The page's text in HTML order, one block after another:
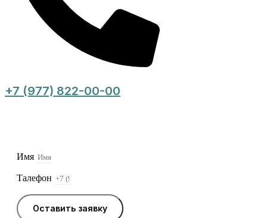
+7 (977) 822-00-00
Имя
Талефон
Оставить заявку